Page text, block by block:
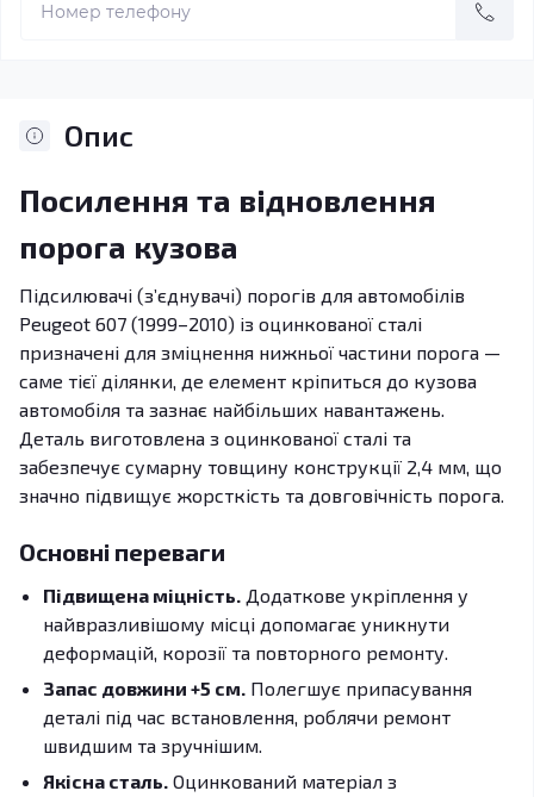
Опис
Посилення та відновлення
порога кузова
Підсилювачі (з’єднувачі) порогів для автомобілів
Peugeot 607 (1999–2010) із оцинкованої сталі
призначені для зміцнення нижньої частини порога —
саме тієї ділянки, де елемент кріпиться до кузова
автомобіля та зазнає найбільших навантажень.
Деталь виготовлена з оцинкованої сталі та
забезпечує сумарну товщину конструкції 2,4 мм, що
значно підвищує жорсткість та довговічність порога.
Основні переваги
Підвищена міцність. Додаткове укріплення у
найвразливішому місці допомагає уникнути
деформацій, корозії та повторного ремонту.
Запас довжини +5 см. Полегшує припасування
деталі під час встановлення, роблячи ремонт
швидшим та зручнішим.
Якісна сталь. Оцинкований матеріал з